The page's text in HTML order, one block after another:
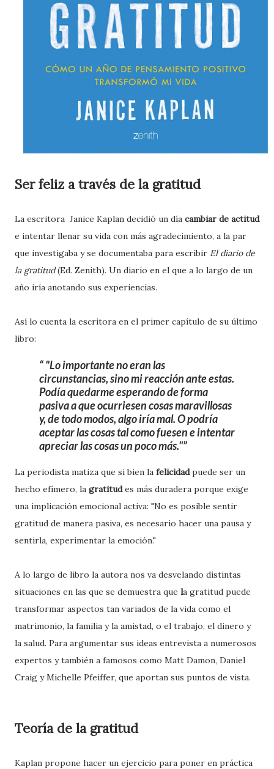
Ser feliz a través de la gratitud
La escritora Janice Kaplan decidió un día cambiar de actitud
e intentar llenar su vida con más agradecimiento, a la par
que investigaba y se documentaba para escribir El diario de
la gratitud(Ed. Zenith). Un diario en el que a lo largo de un
año iría anotando sus experiencias.
Así lo cuenta la escritora en el primer capítulo de su último
libro:
"Lo importante no eran las
circunstancias, sino mi reacción ante estas.
Podía quedarme esperando de forma
pasiva a que ocurriesen cosas maravillosas
y, de todo modos, algo iría mal. O podría
aceptar las cosas tal como fuesen eintentar
apreciarlas cosas un poco más."
La periodista matiza que si bien la felicidadpuede ser un
hecho efímero, la gratitudes más duradera porque exige
una implicación emocional activa: "No es posible sentir
gratitud de manera pasiva, es necesario hacer una pausa y
sentirla, experimentar la emoción."
A lo largo de libro la autora nos va desvelando distintas
situaciones en las que se demuestra que la gratitud puede
transformar aspectos tan variados de la vida como el
matrimonio, la familia y la amistad, o el trabajo, el dinero y
la salud. Para argumentar sus ideas entrevista a numerosos
expertos ytambién a famosos como Matt Damon, Daniel
Craig y Michelle Pfeiffer, que aportan sus puntos de vista.
Teoría de la gratitud
Kaplan propone hacer un ejercicio para poner en práctica